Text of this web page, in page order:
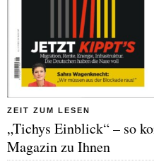
ZEIT ZUM LESEN
„Tichys Einblick“ – so
Magazin zu Ihnen